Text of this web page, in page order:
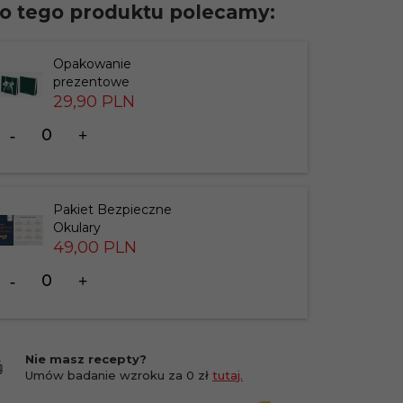
tego produktu polecamy:
Opakowanie
prezentowe
29,90 PLN
dla
Pakiet Bezpieczne
Okulary
49,00 PLN
dla
Nie masz recepty?
Umów badanie wzroku za 0 zł tutaj.